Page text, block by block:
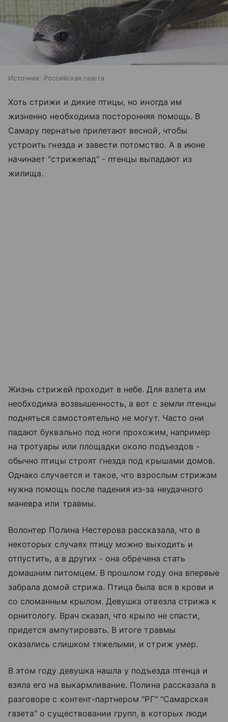
Источник: Российская газета
Хоть стрижи и дикие птицы, но иногда им
жизненно необходима посторонняя помощь. В
Самару пернатые прилетают весной, чтобы
устроить гнезда и завести потомство. А в июне
начинает "стрижепад" - птенцы выпадают из
жилища.
Жизнь стрижей проходит в небе. Для взлета им
необходима возвышенность, а вот с земли птенцы
подняться самостоятельно не могут. Часто они
падают буквально под ноги прохожим, например
на тротуары или площадки около подъездов -
обычно птицы строят гнезда под крышами домов.
Однако случается и такое, что взрослым стрижам
нужна помощь после падения из-за неудачного
маневра или травмы.
Волонтер Полина Нестерова рассказала, что в
некоторых случаях птицу можно выходить и
отпустить, а в других - она обречена стать
домашним питомцем. В прошлом году она впервые
забрала домой стрижа. Птица была вся в крови и
со сломанным крылом. Девушка отвезла стрижа к
орнитологу. Врач сказал, что крыло не спасти,
придется ампутировать. В итоге травмы
оказались слишком тяжелыми, и стриж умер.
В этом году девушка нашла у подъезда птенца и
взяла его на выкармливание. Полина рассказала в
разговоре с контент-партнером "РГ" "Самарская
газета" о существовании групп, в которых люди